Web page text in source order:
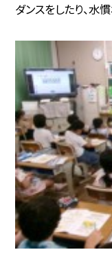
ダンスをしたり、水